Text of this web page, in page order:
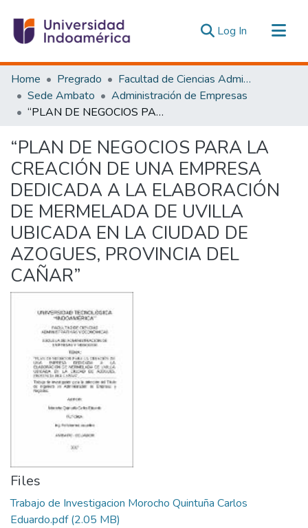
Log In (current)
Communities & Collections
All of DSpace
Statistics
Home Pregrado
Facultad de Ciencias Administrativas y Económicas
Sede Ambato
Administración de Empresas
“PLAN DE NEGOCIOS PARA LA CREACIÓN DE UNA EMPRESA DEDICADA A LA ELABORACIÓN DE MERMELADA DE UVILLA UBICADA EN LA CIUDAD DE AZOGUES, PROVINCIA DEL CAÑAR”
“PLAN DE NEGOCIOS PARA LA
CREACIÓN DE UNA EMPRESA
DEDICADA A LA ELABORACIÓN
DE MERMELADA DE UVILLA
UBICADA EN LA CIUDAD DE
AZOGUES, PROVINCIA DEL
CAÑAR”
Files
Trabajo de Investigacion Morocho Quintuña Carlos
Eduardo.pdf(2.05 MB)